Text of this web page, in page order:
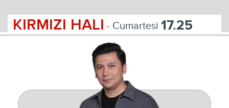
KIRMIZI HALI - Cumartesi 17.25